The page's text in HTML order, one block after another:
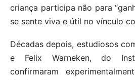
criança participa não para
se sente viva e útil no vínculo
Décadas depois, estudiosos
e Felix Warneken, do
confirmaram